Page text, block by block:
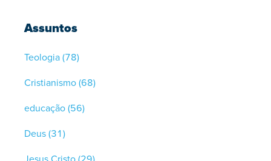
Assuntos
Teologia(78)
Cristianismo(68)
educação(56)
Deus(31)